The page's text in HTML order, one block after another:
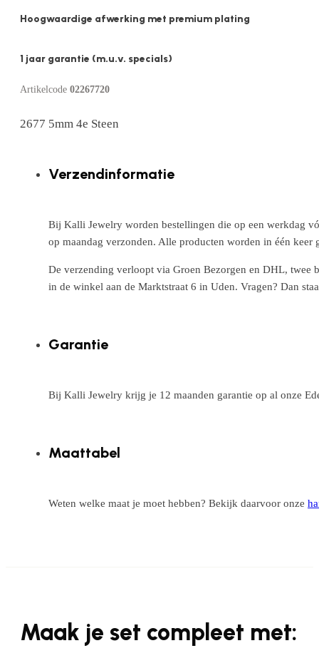
Hoogwaardige afwerking met premium plating
1 jaar garantie (m.u.v. specials)
Artikelcode 02267720
2677 5mm 4e Steen
Verzendinformatie
Bij Kalli Jewelry worden bestellingen die op een werkdag
op maandag verzonden. Alle producten worden in één
De verzending verloopt via Groen Bezorgen en DHL, twee
in de winkel aan de Marktstraat 6 in Uden. Vragen? Dan
Garantie
Bij Kalli Jewelry krijg je 12 maanden garantie op al onze
Maattabel
Weten welke maat je moet hebben? Bekijk daarvoor onze
Maak je set compleet met: